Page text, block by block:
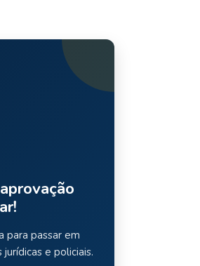
para passar em
e policiais.